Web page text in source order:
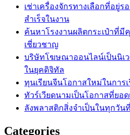
เช่าเครื่องจักรทางเลือกที่อยู่
สำเร็จในงาน
ค้นหาโรงงานผลิตกระเป๋าที่
เชี่ยวชาญ
บริษัทโฆษณาออนไลน์เป็นนิเ
ในยุคดิจิทัล
ทุนเรียนจีนโอกาสใหม่ในการ
ทัวร์เวียดนามเป็นโอกาสที่ยอ
ลังพลาสติกสิ่งจำเป็นในทุกวั
Categories